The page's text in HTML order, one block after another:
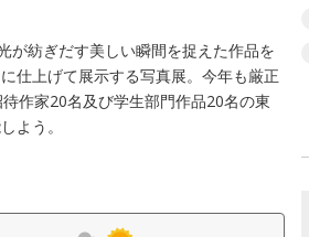
が紡ぎだす美しい瞬間を捉えた作品を
仕上げて展示する写真展。今年も厳正
作家20名及び学生部門作品20名の東
よう。